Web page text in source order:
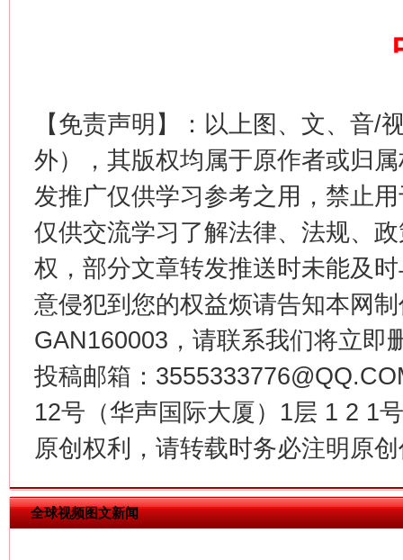
【免责声明】：以上图、文、音/
外），其版权均属于原作者或归
发推广仅供学习参考之用，禁止
仅供交流学习了解法律、法规、
权，部分文章转发推送时未能及
意侵犯到您的权益烦请告知本网
GAN160003，请联系我们将立即
投稿邮箱：
12号（华声国际大厦）1层 1 2 1
原创权利，请转载时务必注明原
全球视频图文新闻
今